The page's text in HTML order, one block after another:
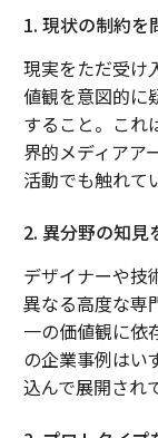
1. 現状の制約を
現実をただ受け
値観を意図的に
すること。これ
界的メディアア
活動でも触れて
2. 異分野の知見
デザイナーや技
異なる高度な専
一の価値観に依
の企業事例はい
込んで展開され